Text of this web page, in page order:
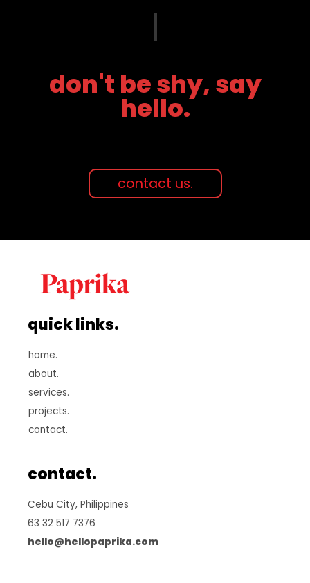
don't be shy, say
hello.
contact us.
quick links.
home.
about.
services.
projects.
contact.
contact.
Cebu City, Philippines
63 32 517 7376
hello@hellopaprika.com